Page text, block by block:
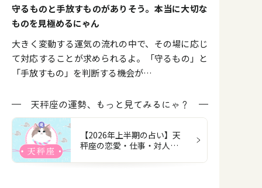
守るものと手放すものがありそう。本当に大切な
ものを見極めるにゃん
大きく変動する運気の流れの中で、その場に応じ
て対応することが求められるよ。「守るもの」と
「手放すもの」を判断する機会が…
天秤座の運勢、もっと見てみるにゃ？
【2026年上半期の占い】天
秤座の恋愛・仕事・対人・